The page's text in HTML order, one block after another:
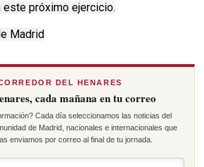
este próximo ejercicio.
Madrid
DEL HENARES
cada mañana en tu correo
Cada día seleccionamos las noticias del
de Madrid, nacionales e internacionales que
enviamos por correo al final de tu jornada.